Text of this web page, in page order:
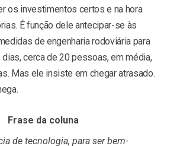
os investimentos certos e na hora
É função dele antecipar-se às
de engenharia rodoviária para
cerca de 20 pessoas, em média,
Mas ele insiste em chegar atrasado.
Frase da coluna
de tecnologia, para ser bem-